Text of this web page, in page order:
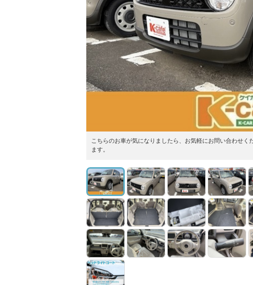
こちらのお車が気になりましたら、お気軽にお問い合わせ
ます。